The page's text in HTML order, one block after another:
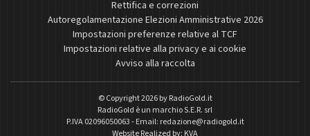
Rettifica e correzioni
Autoregolamentazione Elezioni Amministrative 2026
Impostazioni preferenze relative al TCF
Impostazioni relative alla privacy e ai cookie
Avviso alla raccolta
© Copyright 2026 byRadioGold.it
RadioGold è un marchio S.E.R. srl
P.IVA 02096050063 - Email: redazione@radiogold.it
Website Realized by: KVA